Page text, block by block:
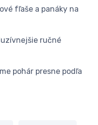
fľaše a panáky na
ručné
pohár presne podľa